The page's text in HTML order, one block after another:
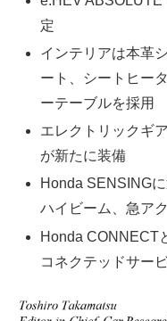
定
インテリアは本革
ート、シートヒー
ーテーブルを採用
エレクトリックギ
が新たに装備
Honda SENSING
ハイビーム、急ア
Honda CONNECT
コネクテッドサー